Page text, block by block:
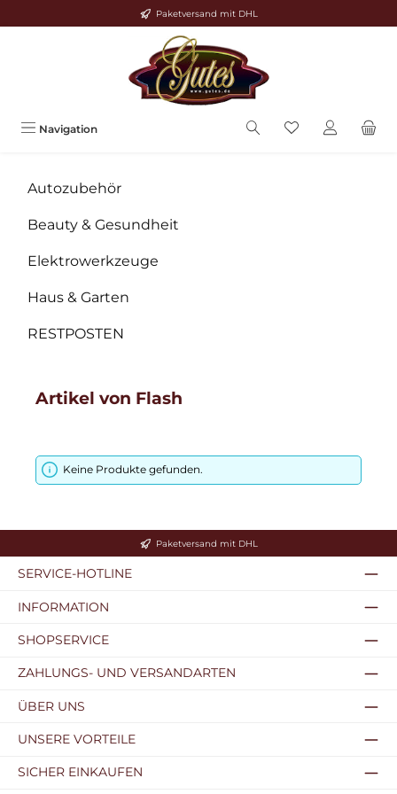
Zum Hauptinhalt springen Paketversand mit DHL
Navigation
Autozubehör
Beauty & Gesundheit
Elektrowerkzeuge
Haus & Garten
RESTPOSTEN
Artikel von Flash
Keine Produkte gefunden.
Paketversand mit DHL
SERVICE-HOTLINE
INFORMATION
SHOPSERVICE
ZAHLUNGS- UND VERSANDARTEN
ÜBER UNS
UNSERE VORTEILE
SICHER EINKAUFEN